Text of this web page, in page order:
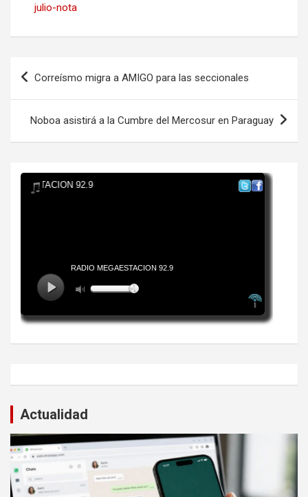
julio-nota
Navegación
entradas
Correísmo migra a AMIGO para las seccionales
Noboa asistirá a la Cumbre del Mercosur en Paraguay
Actualidad